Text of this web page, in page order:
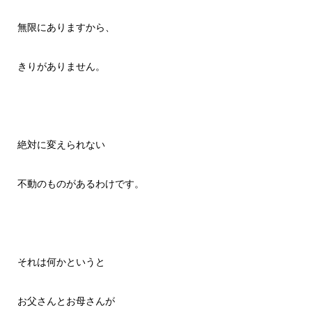
無限にありますから、
きりがありません。
絶対に変えられない
不動のものがあるわけです。
それは何かというと
お父さんとお母さんが